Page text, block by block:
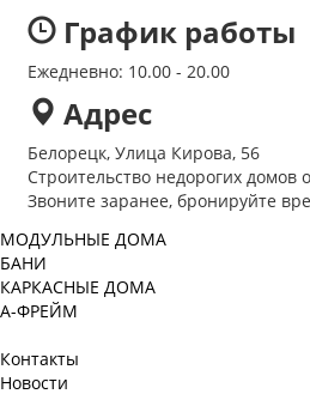
График работы
Ежедневно: 10.00 - 20.00
Адрес
Белорецк, Улица Кирова, 56
Строительство недорогих домов
Звоните заранее, бронируйте
Контакты
Новости
МОДУЛЬНЫЕ ДОМА
БАНИ
КАРКАСНЫЕ ДОМА
А-ФРЕЙМ